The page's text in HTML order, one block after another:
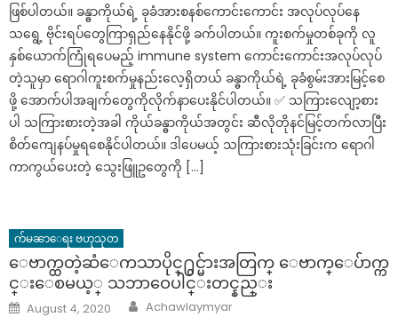
ဖြစ်ပါတယ်။ ခန္ဓာကိုယ်ရဲ့ ခုခံအားစနစ်ကောင်းကောင်း အလုပ်လုပ်နေ
သရွေ့ ဗိုင်းရပ်တွေကြာရှည်နေနိုင်ဖို့ ခက်ပါတယ်။ ကူးစက်မှုတစ်ခုကို လူ
နှစ်ယောက်ကြုံရပေမည့် immune system ကောင်းကောင်းအလုပ်လုပ်
တဲ့သူမှာ ရောဂါကူးစက်မှုနည်းလေ့ရှိတယ် ခန္ဓာကိုယ်ရဲ့ ခုခံစွမ်းအားမြင့်စေ
ဖို့ အောက်ပါအချက်တွေကိုလိုက်နာပေးနိုင်ပါတယ်။ ✅ သကြားလျော့စား
ပါ သကြားစားတဲ့အခါ ကိုယ်ခန္ဓာကိုယ်အတွင်း ဆီလိုတိုနင်မြင့်တက်လာပြီး
စိတ်ကျေနပ်မှုရစေနိုင်ပါတယ်။ ဒါပေမယ့် သကြားစားသုံးခြင်းက ရောဂါ
ကာကွယ်ပေးတဲ့ သွေးဖြူဥတွေကို […]
က်မၼာေရး ဗဟုသုတ
ေဗာက္ထတဲ့ဆံေကသာပိုင္႐ွင္မ်ားအတြက္ ေဗာက္ေပ်ာက္က
င္းေစမယ့္ သဘာဝေပါင္းတင္နည္း
Posted
on
August 4, 2020 Author
Achawlaymyar